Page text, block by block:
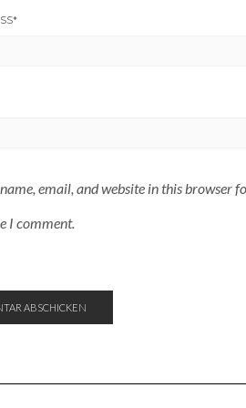
*
email, and website in this browser
I comment.